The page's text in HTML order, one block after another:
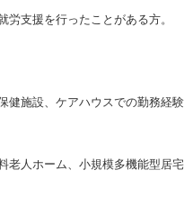
労支援を行ったことがある方。
健施設、ケアハウスでの勤務経験
老人ホーム、小規模多機能型居宅